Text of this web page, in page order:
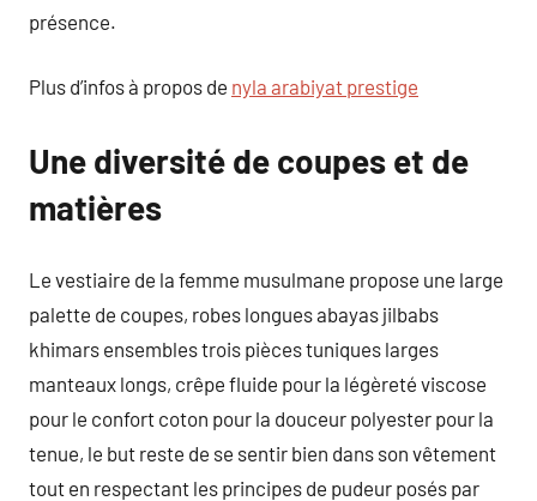
présence.
Plus d’infos à propos de nyla arabiyat prestige
Une diversité de coupes et de
matières
Le vestiaire de la femme musulmane propose une large
palette de coupes, robes longues abayas jilbabs
khimars ensembles trois pièces tuniques larges
manteaux longs, crêpe fluide pour la légèreté viscose
pour le confort coton pour la douceur polyester pour la
tenue, le but reste de se sentir bien dans son vêtement
tout en respectant les principes de pudeur posés par